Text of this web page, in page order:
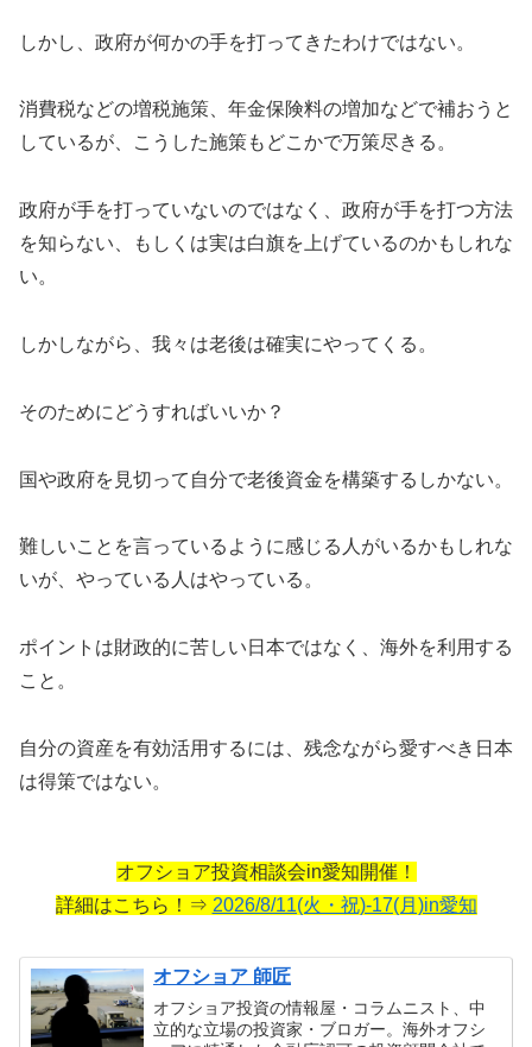
しかし、政府が何かの手を打ってきたわけではない。
消費税などの増税施策、年金保険料の増加などで補おうと
しているが、こうした施策もどこかで万策尽きる。
政府が手を打っていないのではなく、政府が手を打つ方法
を知らない、もしくは実は白旗を上げているのかもしれな
い。
しかしながら、我々は老後は確実にやってくる。
そのためにどうすればいいか？
国や政府を見切って自分で老後資金を構築するしかない。
難しいことを言っているように感じる人がいるかもしれな
いが、やっている人はやっている。
ポイントは財政的に苦しい日本ではなく、海外を利用する
こと。
自分の資産を有効活用するには、残念ながら愛すべき日本
は得策ではない。
オフショア投資相談会in愛知開催！
詳細はこちら！⇒ 2026/8/11(火・祝)-17(月)in愛知
オフショア 師匠
オフショア投資の情報屋・コラムニスト、中
立的な立場の投資家・ブロガー。海外オフシ